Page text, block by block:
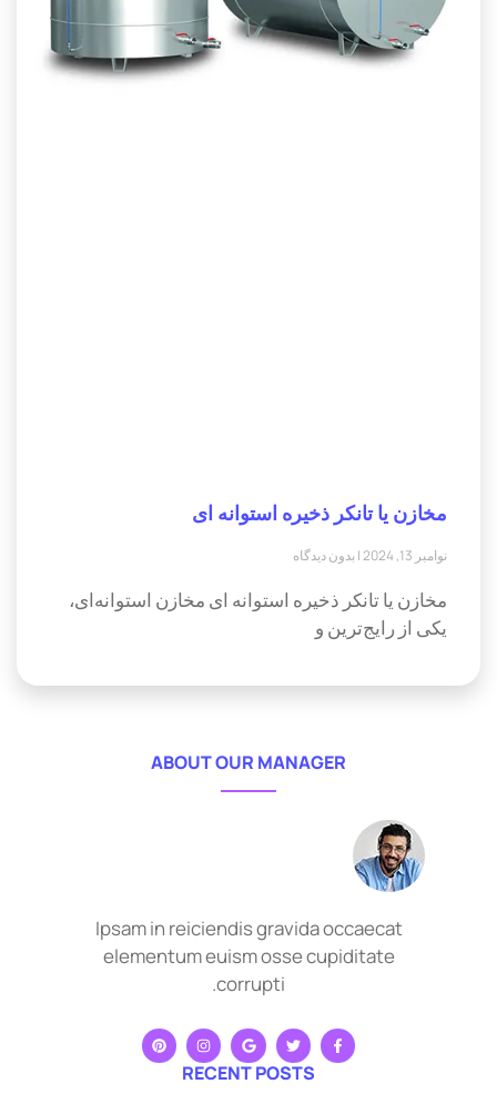
مخازن یا تانکر ذخیره استوانه ای
نوامبر 13, 2024 بدون دیدگاه
مخازن یا تانکر ذخیره استوانه ای مخازن استوانه‌ای،
یکی از رایج‌ترین و
ABOUT OUR MANAGER
Ipsam in reiciendis gravida occaecat
elementum euism osse cupiditate
corrupti.
RECENT POSTS